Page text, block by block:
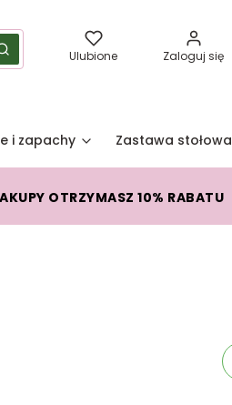
Szukaj Ulubione Zaloguj się
i zapachy Zastawa stołowa
OTRZYMASZ 10% RABATU